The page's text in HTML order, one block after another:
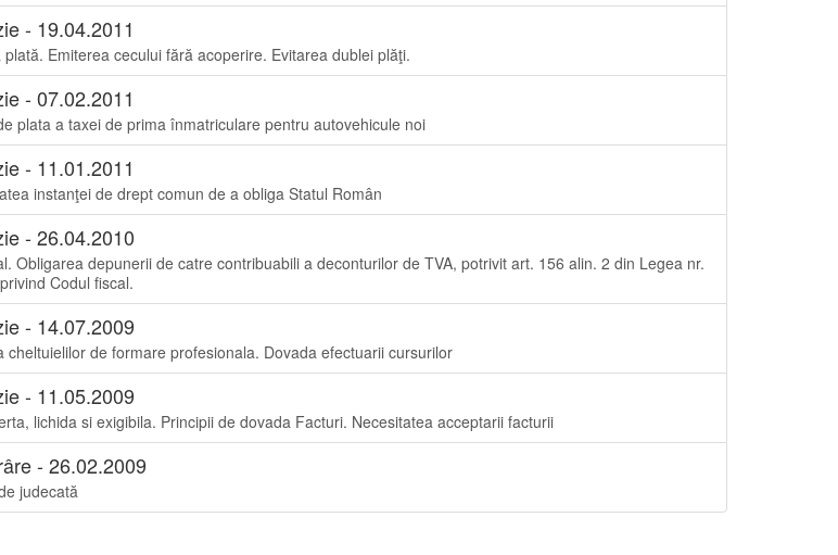
- 19.04.2011
plată. Emiterea cecului fără acoperire. Evitarea dublei plăţi.
- 07.02.2011
plata a taxei de prima înmatriculare pentru autovehicule noi
- 11.01.2011
instanţei de drept comun de a obliga Statul Român
- 26.04.2010
Obligarea depunerii de catre contribuabili a deconturilor de TVA, potrivit art. 156 alin. 2 din Legea nr.
Codul fiscal.
- 14.07.2009
cheltuielilor de formare profesionala. Dovada efectuarii cursurilor
- 11.05.2009
lichida si exigibila. Principii de dovada Facturi. Necesitatea acceptarii facturii
- 26.02.2009
judecată